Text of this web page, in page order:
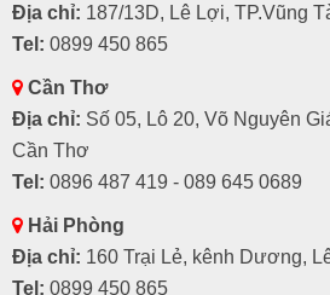
Địa chỉ: 187/13D, Lê Lợi, TP.Vũng
Tel: 0899 450 865
Cần Thơ
Địa chỉ: Số 05, Lô 20, Võ Nguyên
Cần Thơ
Tel: 0896 487 419 - 089 645 0689
Hải Phòng
Địa chỉ: 160 Trại Lẻ, kênh Dương,
Tel: 0899 450 865